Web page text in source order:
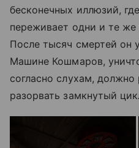
бесконечных иллюзий,
переживает одни и те
После тысяч смертей он
Машине Кошмаров,
согласно слухам,
разорвать замкнутый